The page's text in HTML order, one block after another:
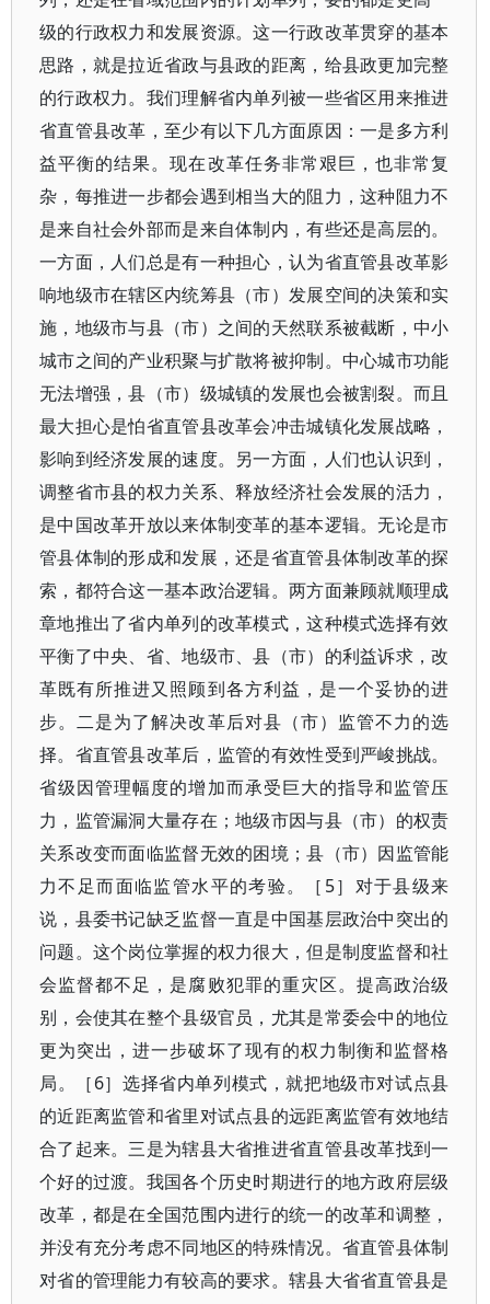
级的行政权力和发展资源。这一行政改革贯穿的基本
思路，就是拉近省政与县政的距离，给县政更加完整
的行政权力。我们理解省内单列被一些省区用来推进
省直管县改革，至少有以下几方面原因：一是多方利
益平衡的结果。现在改革任务非常艰巨，也非常复
杂，每推进一步都会遇到相当大的阻力，这种阻力不
是来自社会外部而是来自体制内，有些还是高层的。
一方面，人们总是有一种担心，认为省直管县改革影
响地级市在辖区内统筹县（市）发展空间的决策和实
施，地级市与县（市）之间的天然联系被截断，中小
城市之间的产业积聚与扩散将被抑制。中心城市功能
无法增强，县（市）级城镇的发展也会被割裂。而且
最大担心是怕省直管县改革会冲击城镇化发展战略，
影响到经济发展的速度。另一方面，人们也认识到，
调整省市县的权力关系、释放经济社会发展的活力，
是中国改革开放以来体制变革的基本逻辑。无论是市
管县体制的形成和发展，还是省直管县体制改革的探
索，都符合这一基本政治逻辑。两方面兼顾就顺理成
章地推出了省内单列的改革模式，这种模式选择有效
平衡了中央、省、地级市、县（市）的利益诉求，改
革既有所推进又照顾到各方利益，是一个妥协的进
步。二是为了解决改革后对县（市）监管不力的选
择。省直管县改革后，监管的有效性受到严峻挑战。
省级因管理幅度的增加而承受巨大的指导和监管压
力，监管漏洞大量存在；地级市因与县（市）的权责
关系改变而面临监督无效的困境；县（市）因监管能
力不足而面临监管水平的考验。［5］对于县级来
说，县委书记缺乏监督一直是中国基层政治中突出的
问题。这个岗位掌握的权力很大，但是制度监督和社
会监督都不足，是腐败犯罪的重灾区。提高政治级
别，会使其在整个县级官员，尤其是常委会中的地位
更为突出，进一步破坏了现有的权力制衡和监督格
局。［6］选择省内单列模式，就把地级市对试点县
的近距离监管和省里对试点县的远距离监管有效地结
合了起来。三是为辖县大省推进省直管县改革找到一
个好的过渡。我国各个历史时期进行的地方政府层级
改革，都是在全国范围内进行的统一的改革和调整，
并没有充分考虑不同地区的特殊情况。省直管县体制
对省的管理能力有较高的要求。辖县大省省直管县是